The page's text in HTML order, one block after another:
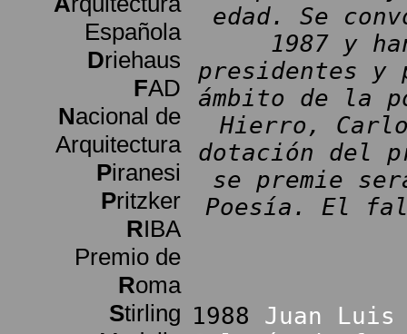
Española
Driehaus
FAD
Nacional de
Arquitectura
Piranesi
Pritzker
RIBA
Premio de
Roma
Stirling
edad. Se
1987 y
presidentes y
ámbito de la
Hierro,
dotación del
se premie
Poesía. El
1988 Juan Luis